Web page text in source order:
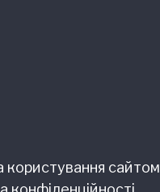
користування сайтом